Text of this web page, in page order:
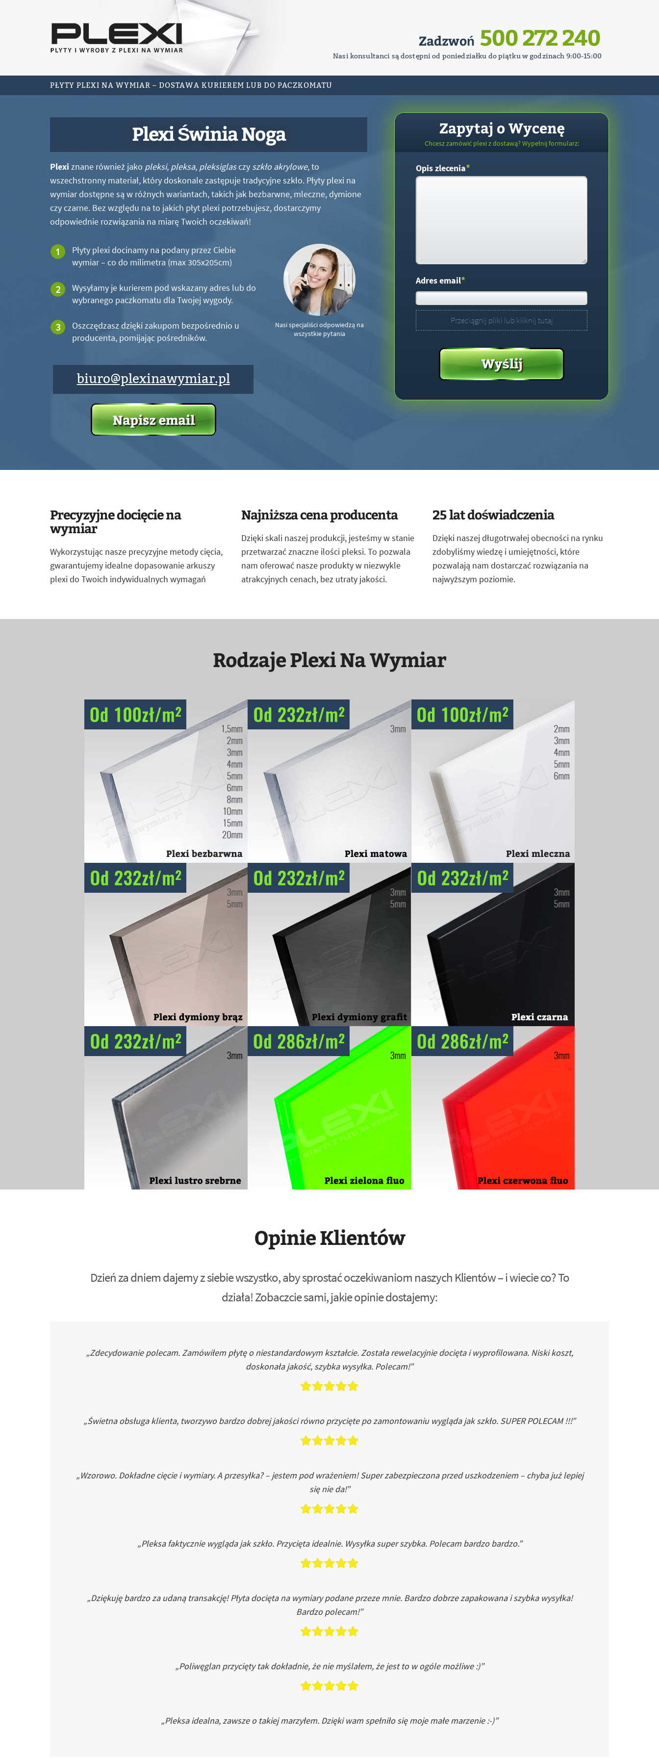
Zadzwoń 500 272 240
Nasi konsultanci są dostępni od poniedziałku do piątku w godzinach 9:00-15:00
PŁYTY PLEXI NA WYMIAR – DOSTAWA KURIEREM LUB DO PACZKOMATU
Plexi Świnia Noga
Plexi znane również jako pleksi, pleksa, pleksiglasczy szkło akrylowe, to
wszechstronny materiał, który doskonale zastępuje tradycyjne szkło. Płyty plexi na
wymiar dostępne są w różnych wariantach, takich jak bezbarwne, mleczne, dymione
czy czarne. Bez względu na to jakich płyt plexi potrzebujesz, dostarczymy
odpowiednie rozwiązania na miarę Twoich oczekiwań!
Płyty plexi docinamy na podany przez Ciebie
wymiar – co do milimetra (max 305x205cm)
Wysyłamy je kurierem pod wskazany adres lub do
wybranego paczkomatu dla Twojej wygody.
Oszczędzasz dzięki zakupom bezpośrednio u
producenta, pomijając pośredników.
biuro@plexinawymiar.pl
Nasi specjaliści odpowiedzą na
wszystkie pytania
Zapytaj o Wycenę
Chcesz zamówić plexi z dostawą? Wypełnij formularz:
Opis zlecenia*
Adres email*
Przeciągnij pliki lub kliknij tutaj
Precyzyjne docięcie na
wymiar
Wykorzystując nasze precyzyjne metody cięcia,
gwarantujemy idealne dopasowanie arkuszy
plexi do Twoich indywidualnych wymagań
Najniższa cena producenta
Dzięki skali naszej produkcji, jesteśmy w stanie
przetwarzać znaczne ilości pleksi. To pozwala
nam oferować nasze produkty w niezwykle
atrakcyjnych cenach, bez utraty jakości.
25 lat doświadczenia
Dzięki naszej długotrwałej obecności na rynku
zdobyliśmy wiedzę i umiejętności, które
pozwalają nam dostarczać rozwiązania na
najwyższym poziomie.
Rodzaje Plexi Na Wymiar
Opinie Klientów
Dzień za dniem dajemy z siebie wszystko, aby sprostać oczekiwaniom naszych Klientów – i wiecie co? To
działa! Zobaczcie sami, jakie opinie dostajemy:
„Zdecydowanie polecam. Zamówiłem płytę o niestandardowym kształcie. Została rewelacyjnie docięta i wyprofilowana. Niski koszt,
doskonała jakość, szybka wysyłka. Polecam!”
„Świetna obsługa klienta, tworzywo bardzo dobrej jakości równo przycięte po zamontowaniu wygląda jak szkło. SUPER POLECAM !!!”
„Wzorowo. Dokładne cięcie i wymiary. A przesyłka? – jestem pod wrażeniem! Super zabezpieczona przed uszkodzeniem – chyba już lepiej
się nie da!”
„Pleksa faktycznie wygląda jak szkło. Przycięta idealnie. Wysyłka super szybka. Polecam bardzo bardzo.”
„Dziękuję bardzo za udaną transakcję! Płyta docięta na wymiary podane przeze mnie. Bardzo dobrze zapakowana i szybka wysyłka!
Bardzo polecam!”
„Poliwęglan przycięty tak dokładnie, że nie myślałem, że jest to w ogóle możliwe :)”
„Pleksa idealna, zawsze o takiej marzyłem. Dzięki wam spełniło się moje małe marzenie :-)”